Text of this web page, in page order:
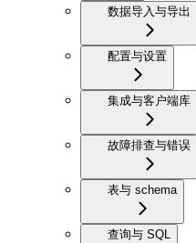
数据导入与导出
配置与设置
集成与客户端库
故障排查与错误
表与 schema
查询与 SQL